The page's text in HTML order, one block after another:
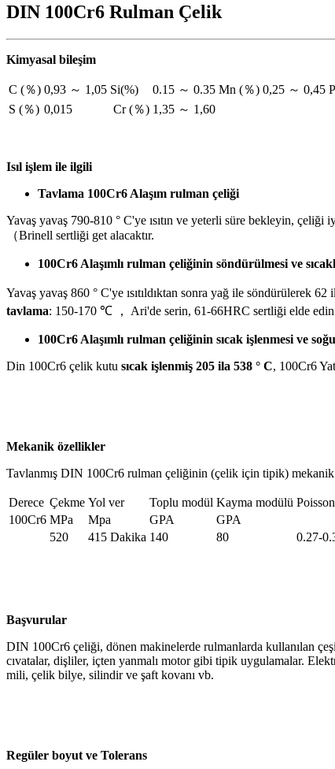
DIN 100Cr6 Rulman Çelik
Kimyasal bileşim
C (％) 0,93 ～ 1,05 Si(%) 0.15 ～ 0.35 Mn (％) 0,25 ～ 0,45
S (％) 0,015 Cr (％) 1,35 ～ 1,60
Isıl işlem ile ilgili
Tavlama 100Cr6 Alaşım rulman çeliği
Yavaş yavaş 790-810 ° C'ye ısıtın ve yeterli süre bekleyin, çeliği
（Brinell sertliği get alacaktır.
100Cr6 Alaşımlı rulman çeliğinin söndürülmesi ve
Yavaş yavaş 860 ° C'ye ısıtıldıktan sonra yağ ile söndürülerek
tavlama: 150-170 ℃ ， Ari'de serin, 61-66HRC sertliği elde
100Cr6 Alaşımlı rulman çeliğinin sıcak işlenmesi ve
Din 100Cr6 çelik kutu sıcak işlenmiş 205 ila 538 ° C, 100Cr6
Mekanik özellikler
Tavlanmış DIN 100Cr6 rulman çeliğinin (çelik için tipik)
Derece Çekme Yol ver Toplu modül Kayma modülü
100Cr6 MPa Mpa GPA GPA
520
415 Dakika 140 80 0.27-
Başvurular
DIN 100Cr6 çeliği, dönen makinelerde rulmanlarda kullanılan
cıvatalar, dişliler, içten yanmalı motor gibi tipik uygulamalar.
mili, çelik bilye, silindir ve şaft kovanı vb.
Regüler boyut ve Tolerans